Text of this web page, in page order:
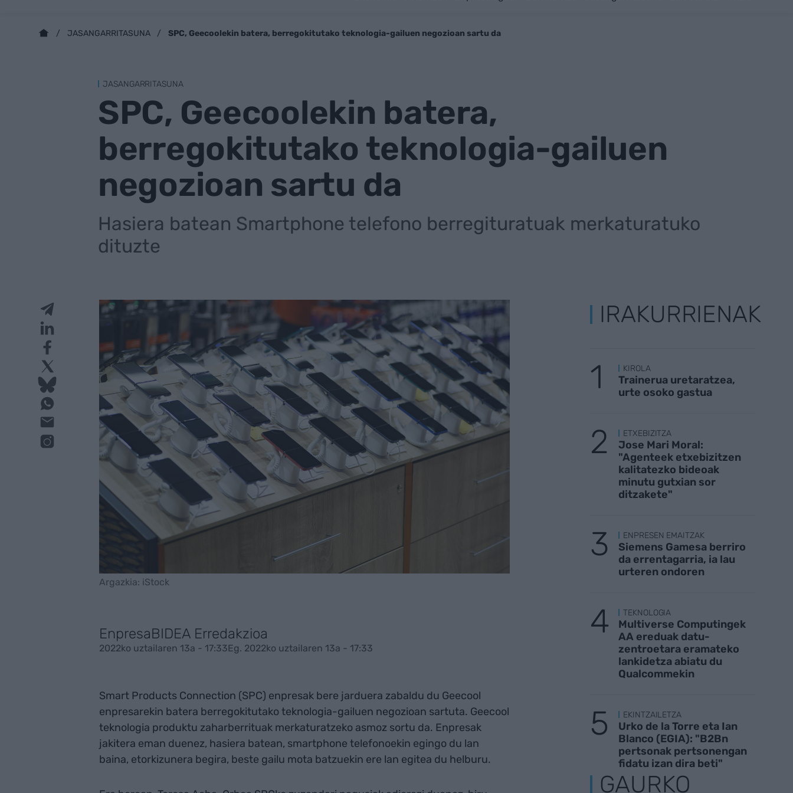
JASANGARRITASUNA SPC, Geecoolekin batera, berregokitutako teknologia-gailuen negozioan sartu da
JASANGARRITASUNA
SPC, Geecoolekin batera,
berregokitutako teknologia-gailuen
negozioan sartu da
Hasiera batean Smartphone telefono berregituratuak merkaturatuko
dituzte
Argazkia: iStock
EnpresaBIDEA Erredakzioa
2022ko uztailaren 13a - 17:33Eg. 2022ko uztailaren 13a - 17:33
Smart Products Connection (SPC) enpresak bere jarduera zabaldu du Geecool
enpresarekin batera berregokitutako teknologia-gailuen negozioan sartuta. Geecool
teknologia produktu zaharberrituak merkaturatzeko asmoz sortu da. Enpresak
jakitera eman duenez, hasiera batean, smartphone telefonoekin egingo du lan
baina, etorkizunera begira, beste gailu mota batzuekin ere lan egitea du helburu.
IRAKURRIENAK
KIROLA
Trainerua uretaratzea,
urte osoko gastua
ETXEBIZITZA
Jose Mari Moral:
"Agenteek etxebizitzen
kalitatezko bideoak
minutu gutxian sor
ditzakete"
ENPRESEN EMAITZAK
Siemens Gamesa berriro
da errentagarria, ia lau
urteren ondoren
TEKNOLOGIA
Multiverse Computingek
AA ereduak datu-
zentroetara eramateko
lankidetza abiatu du
Qualcommekin
EKINTZAILETZA
Urko de la Torre eta Ian
Blanco (EGIA): "B2Bn
pertsonak pertsonengan
fidatu izan dira beti"
GAURKO